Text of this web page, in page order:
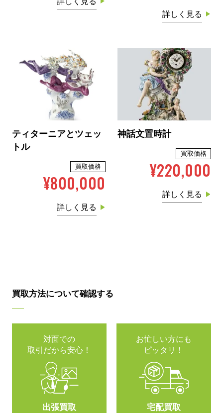
詳しく見る
ティターニアとツェッ
トル
買取価格
¥800,000
詳しく見る
神話文置時計
買取価格
¥220,000
詳しく見る
買取方法について確認する
対面での
取引だから安心！
出張買取
お忙しい方にも
ピッタリ！
宅配買取